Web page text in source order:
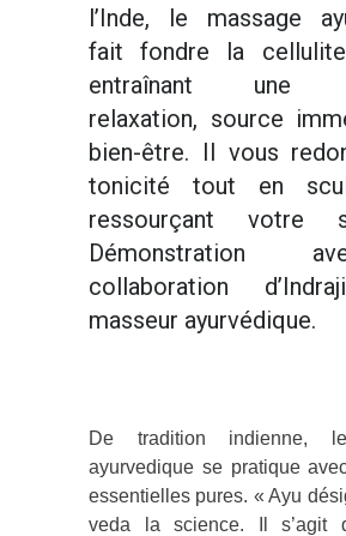
l’Inde, le massage
fait fondre la
entraînant une
relaxation, source
bien-être. Il vous
tonicité tout en
ressourçant votre
Démonstration
collaboration
masseur ayurvédique.
De tradition indienne,
ayurvedique se pratique
essentielles pures. « Ayu
veda la science. Il s’agit